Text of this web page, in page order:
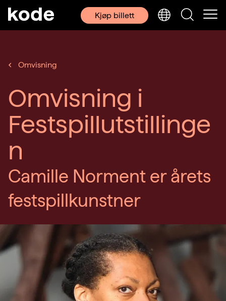
Kjøp billett
Omvisning
Omvisning i
Festspillutstillinge
n
Camille Norment er årets
festspillkunstner